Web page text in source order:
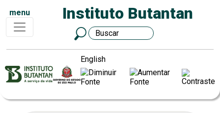
menu Instituto Butantan
English